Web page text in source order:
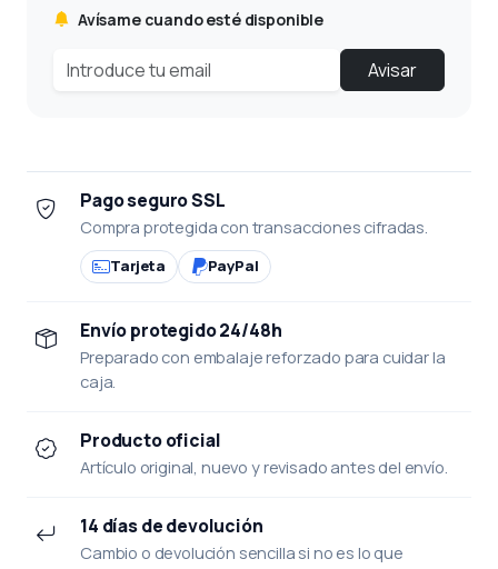
Avísame cuando esté disponible
Avisar
Pago seguro SSL
Compra protegida con transacciones cifradas.
Tarjeta PayPal
Envío protegido 24/48h
Preparado con embalaje reforzado para cuidar la
caja.
Producto oficial
Artículo original, nuevo y revisado antes del envío.
14 días de devolución
Cambio o devolución sencilla si no es lo que